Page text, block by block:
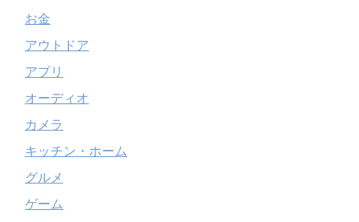
お金
アウトドア
アプリ
オーディオ
カメラ
キッチン・ホーム
グルメ
ゲーム